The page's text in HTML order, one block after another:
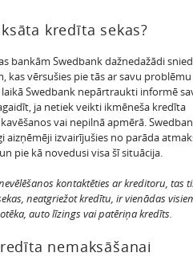
kredīta sekas?
bankām Swedbank dažnedažādi
kas vērsušies pie tās ar savu
laikā Swedbank nepārtraukti informē
ja netiek veikti ikmēneša kredīta
vai nepilnā apmērā.
izvairījušies no parāda
pie kā novedusi visa šī situācija.
kontaktēties ar kreditoru, tas
neatgriežot kredītu, ir vienādas
auto līzings vai patēriņa kredīts.
nemaksāšanai